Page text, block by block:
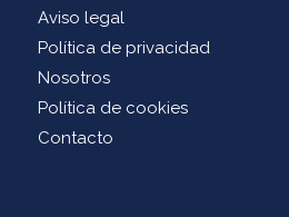
Aviso legal
Política de privacidad
Nosotros
Política de cookies
Contacto